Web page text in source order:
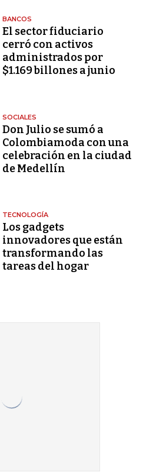
BANCOS
El sector fiduciario
cerró con activos
administrados por
$1.169 billones a junio
SOCIALES
Don Julio se sumó a
Colombiamoda con una
celebración en la ciudad
de Medellín
TECNOLOGÍA
Los gadgets
innovadores que están
transformando las
tareas del hogar